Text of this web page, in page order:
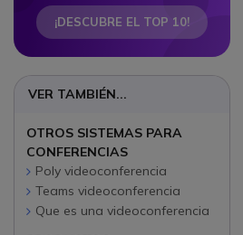
¡DESCUBRE EL TOP 10!
VER TAMBIÉN...
OTROS SISTEMAS PARA
CONFERENCIAS
Poly videoconferencia
Teams videoconferencia
Que es una videoconferencia